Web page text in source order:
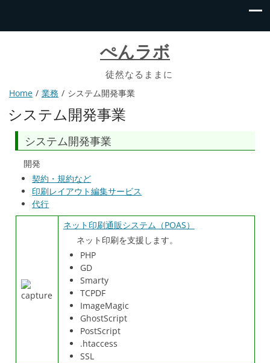
ぺんラボ
徒然なるままに
Home 業務 システム開発事業
システム開発事業
システム開発事業
開発
契約・規約など
印刷レイアウト編集サービス
代行
ネット印刷通販システム（POAS）
ネット印刷を支援します。
PHP
GD
Smarty
TCPDF
ImageMagic
GhostScript
PostScript
.htaccess
SSL